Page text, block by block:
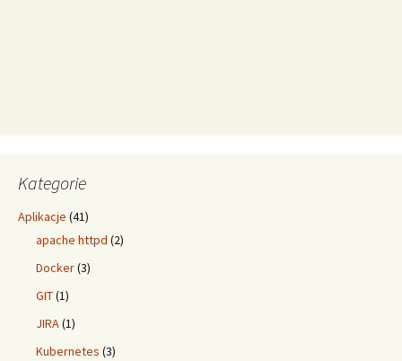
Kategorie
Aplikacje (41)
apache httpd (2)
Docker(3)
GIT(1)
JIRA(1)
Kubernetes (3)